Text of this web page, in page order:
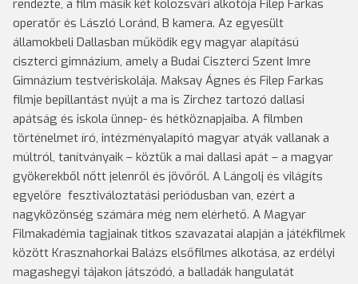
rendezte, a film másik két kolozsvári alkotója Filep Farkas
operatőr és László Loránd, B kamera. Az egyesült
államokbeli Dallasban működik egy magyar alapítású
ciszterci gimnázium, amely a Budai Ciszterci Szent Imre
Gimnázium testvériskolája. Maksay Ágnes és Filep Farkas
filmje bepillantást nyújt a ma is Zirchez tartozó dallasi
apátság és iskola ünnep- és hétköznapjaiba. A filmben
történelmet író, intézményalapító magyar atyák vallanak a
múltról, tanítványaik – köztük a mai dallasi apát – a magyar
gyökerekből nőtt jelenről és jövőről. A Lángolj és világíts
egyelőre fesztiváloztatási periódusban van, ezért a
nagyközönség számára még nem elérhető. A Magyar
Filmakadémia tagjainak titkos szavazatai alapján a játékfilmek
között Krasznahorkai Balázs elsőfilmes alkotása, az erdélyi
magashegyi tájakon játszódó, a balladák hangulatát